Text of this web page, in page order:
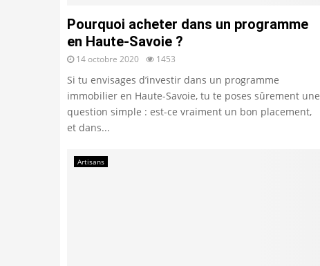
Pourquoi acheter dans un programme
en Haute-Savoie ?
14 octobre 2020 1453
Si tu envisages d’investir dans un programme
immobilier en Haute-Savoie, tu te poses sûrement une
question simple : est-ce vraiment un bon placement,
et dans...
Artisans